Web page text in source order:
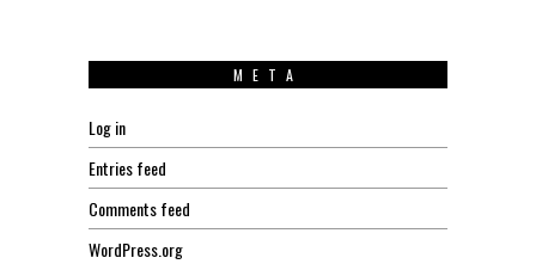
META
Log in
Entries feed
Comments feed
WordPress.org